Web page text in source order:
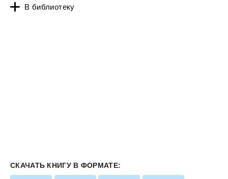
В библиотеку
СКАЧАТЬ КНИГУ В ФОРМАТЕ: